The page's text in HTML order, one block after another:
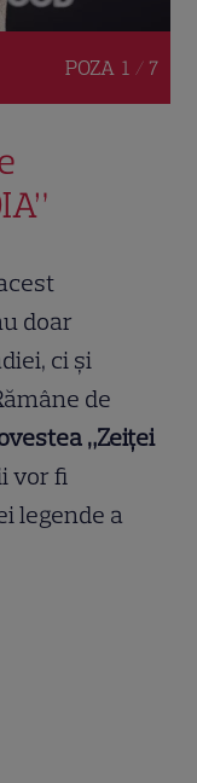
POZA 1 / 7
doar
ci și
de
„Zeiței
vor fi
legende a